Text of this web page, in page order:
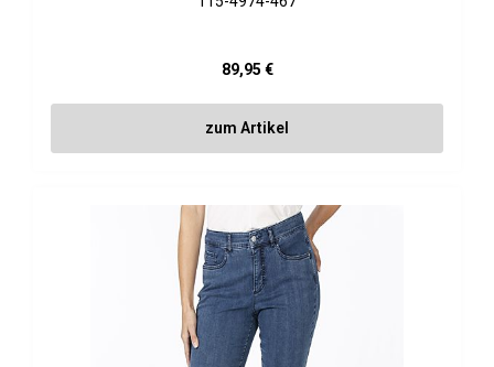
Regulärer Preis:
89,95 €
zum Artikel